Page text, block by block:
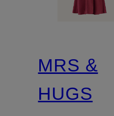
MRS &
HUGS